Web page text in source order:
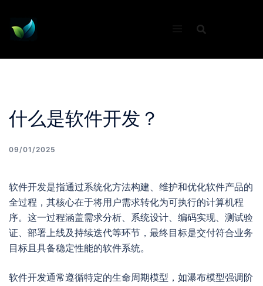
content
什么是软件开发？
09/01/2025
软件开发是指通过系统化方法构建、维护和优化软件产品的
全过程，其核心在于将用户需求转化为可执行的计算机程
序。这一过程涵盖需求分析、系统设计、编码实现、测试验
证、部署上线及持续迭代等环节，最终目标是交付符合业务
目标且具备稳定性能的软件系统。
软件开发通常遵循特定的生命周期模型，如瀑布模型强调阶